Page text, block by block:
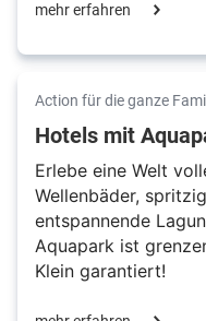
mehr erfahren
Action für die ganze
Hotels mit
Erlebe eine Welt
Wellenbäder,
entspannende
Aquapark ist
Klein garantiert!